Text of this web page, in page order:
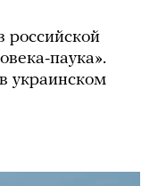
паука».
украинском